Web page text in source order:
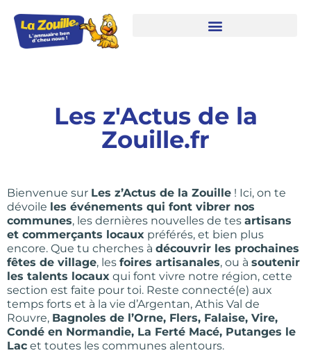
Les z'Actus de la
Zouille.fr
Bienvenue sur Les z’Actus de la Zouille ! Ici, on te
dévoile les événements qui font vibrer nos
communes, les dernières nouvelles de tes artisans
et commerçants locaux préférés, et bien plus
encore. Que tu cherches à découvrir les prochaines
fêtes de village, les foires artisanales, ou à soutenir
les talents locaux qui font vivre notre région, cette
section est faite pour toi. Reste connecté(e) aux
temps forts et à la vie d’Argentan, Athis Val de
Rouvre, Bagnoles de l’Orne, Flers, Falaise, Vire,
Condé en Normandie, La Ferté Macé, Putanges le
Lac et toutes les communes alentours.